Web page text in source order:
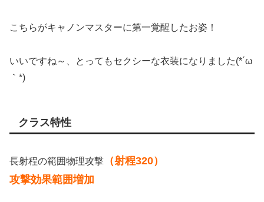
こちらがキャノンマスターに第一覚醒したお姿！
いいですね～、とってもセクシーな衣装になりました(*´ω
｀*)
クラス特性
長射程の範囲物理攻撃 （射程320）
攻撃効果範囲増加